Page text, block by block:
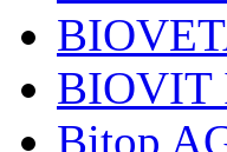
BIOVIT
Bitop